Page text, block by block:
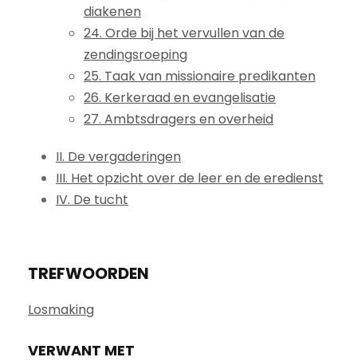
diakenen
24. Orde bij het vervullen van de
zendingsroeping
25. Taak van missionaire predikanten
26. Kerkeraad en evangelisatie
27. Ambtsdragers en overheid
II. De vergaderingen
III. Het opzicht over de leer en de eredienst
IV. De tucht
TREFWOORDEN
Losmaking
VERWANT MET